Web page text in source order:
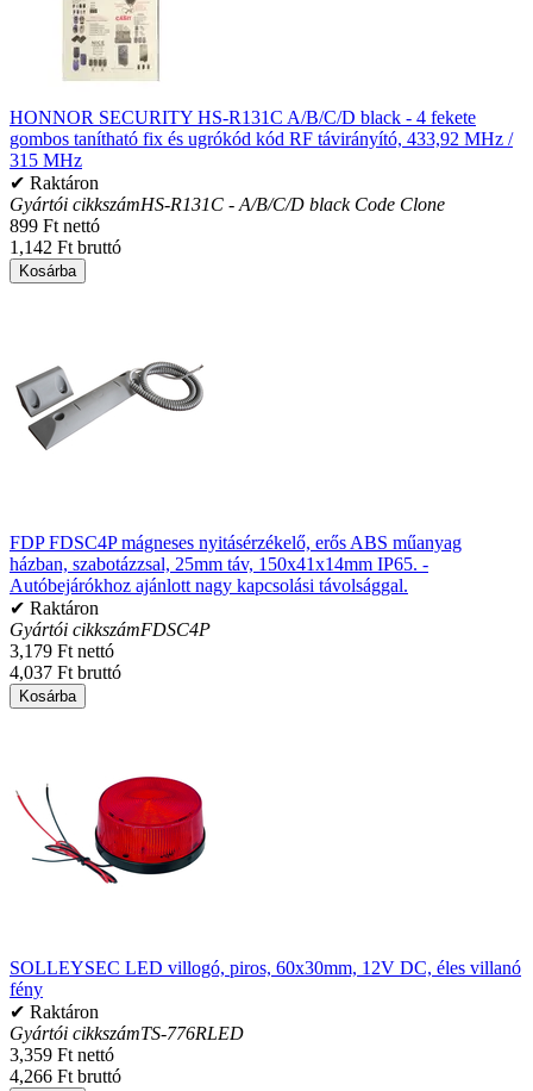
HONNOR SECURITY HS-R131C A/B/C/D black - 4 fekete
gombos tanítható fix és ugrókód kód RF távirányító, 433,92 MHz /
315 MHz
✔ Raktáron
Gyártói cikkszámHS-R131C - A/B/C/D black Code Clone
899 Ft nettó
1,142 Ft bruttó
Kosárba
FDP FDSC4P mágneses nyitásérzékelő, erős ABS műanyag
házban, szabotázzsal, 25mm táv, 150x41x14mm IP65. -
Autóbejárókhoz ajánlott nagy kapcsolási távolsággal.
✔ Raktáron
Gyártói cikkszámFDSC4P
3,179 Ft nettó
4,037 Ft bruttó
Kosárba
SOLLEYSEC LED villogó, piros, 60x30mm, 12V DC, éles villanó
fény
✔ Raktáron
Gyártói cikkszámTS-776RLED
3,359 Ft nettó
4,266 Ft bruttó